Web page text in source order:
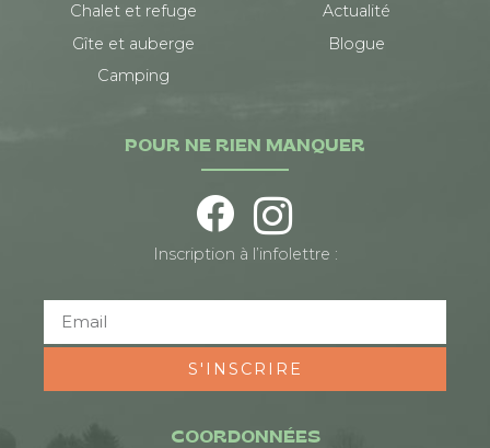
Chalet et refuge
Gîte et auberge
Camping
Actualité
Blogue
COORDONNÉES
POUR NE RIEN MANQUER
Inscription à l’infolettre :
S'INSCRIRE